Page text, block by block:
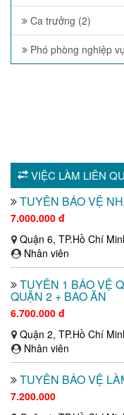
Ca trưởng (2)
Phó phòng nghiệp
VIỆC LÀM LIÊN
TUYỂN BẢO VỆ
7.000.000 đ
Quận 6, TP.Hồ Chí
Nhân viên
TUYỂN 1 BẢO VỆ
QUẬN 2 + BAO ĂN
6.700.000 đ
Quận 2, TP.Hồ Chí
Nhân viên
TUYỂN BẢO VỆ
7.200.000